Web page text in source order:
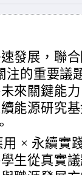
發展，聯
注的重要議
來關鍵能
能源研究
× 永續實
生從真實